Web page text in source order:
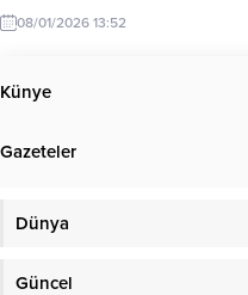
soruları yanıtlandı, güncel konular
hakkında bilgilendirme yapıldı. Bir
askerlik ücretiyle ilgili de açıklama
geldi. MSB’den yapılan açıklamada
lira 4 kuruş (333.089.04 TL) oldu. 7
08/01/2026 13:52
Künye
Gazeteler
Dünya
Güncel